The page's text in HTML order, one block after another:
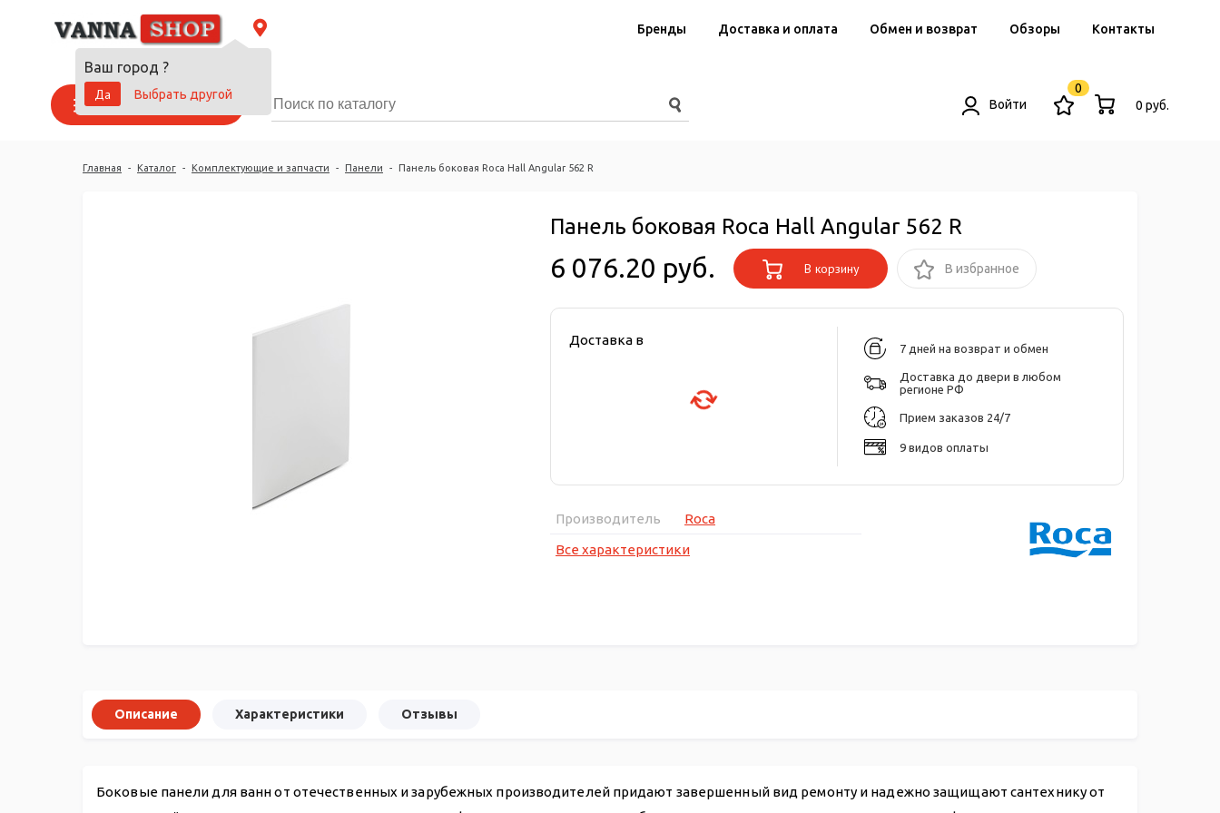
Ваш город ?
Да
Выбрать другой
Бренды Доставка и оплата Обмен и возврат Обзоры Контакты
Каталог товаров Войти
0
0 руб.
Главная - Каталог - Комплектующие и запчасти - Панели - Панель боковая Roca Hall Angular 562 R
Панель боковая Roca Hall Angular 562 R
6 076.20 руб. В корзину В избранное
Доставка в
7 дней на возврат и обмен
Доставка до двери в любом
регионе РФ
Прием заказов 24/7
9 видов оплаты
Производитель
Roca
Все характеристики
Описание Характеристики Отзывы
Боковые панели для ванн от отечественных и зарубежных производителей придают завершенный вид ремонту и надежно защищают сантехнику от